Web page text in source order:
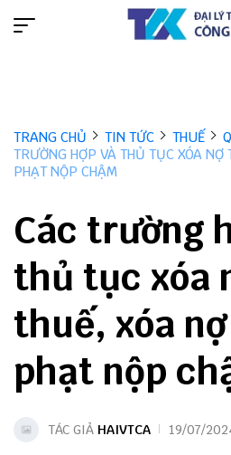
TRANG CHỦ TIN TỨC THUẾ
TRƯỜNG HỢP VÀ THỦ TỤC XÓA NỢ
PHẠT NỘP CHẬM
Các trường
thủ tục xóa
thuế, xóa
phạt nộp
TÁC GIẢ HAIVTCA 19/07/